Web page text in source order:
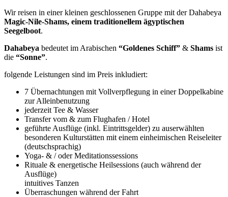
Wir reisen in einer kleinen geschlossenen Gruppe mit der Dahabeya
Magic-Nile-Shams, einem traditionellem ägyptischen
Seegelboot.
Dahabeya bedeutet im Arabischen “Goldenes Schiff” & Shams ist
die “Sonne”.
folgende Leistungen sind im Preis inkludiert:
7 Übernachtungen mit Vollverpflegung in einer Doppelkabine
zur Alleinbenutzung
jederzeit Tee & Wasser
Transfer vom & zum Flughafen / Hotel
geführte Ausflüge (inkl. Eintrittsgelder) zu auserwählten
besonderen Kulturstätten mit einem einheimischen Reiseleiter
(deutschsprachig)
Yoga- & / oder Meditationssessions
Rituale & energetische Heilsessions (auch während der
Ausflüge)
intuitives Tanzen
Überraschungen während der Fahrt